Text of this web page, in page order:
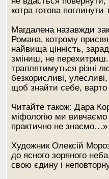
котра готова
Магдалена назавжди
Романа, котрому
найвища цінність,
зміниш, не перехитриш.
траплятимуться різні
безкорисливі,
щоб знайти себе,
Читайте також: Дара
міфологію ми
практично не знаємо…»
Художник Олексій
до ясного зоряного
свою єдину і